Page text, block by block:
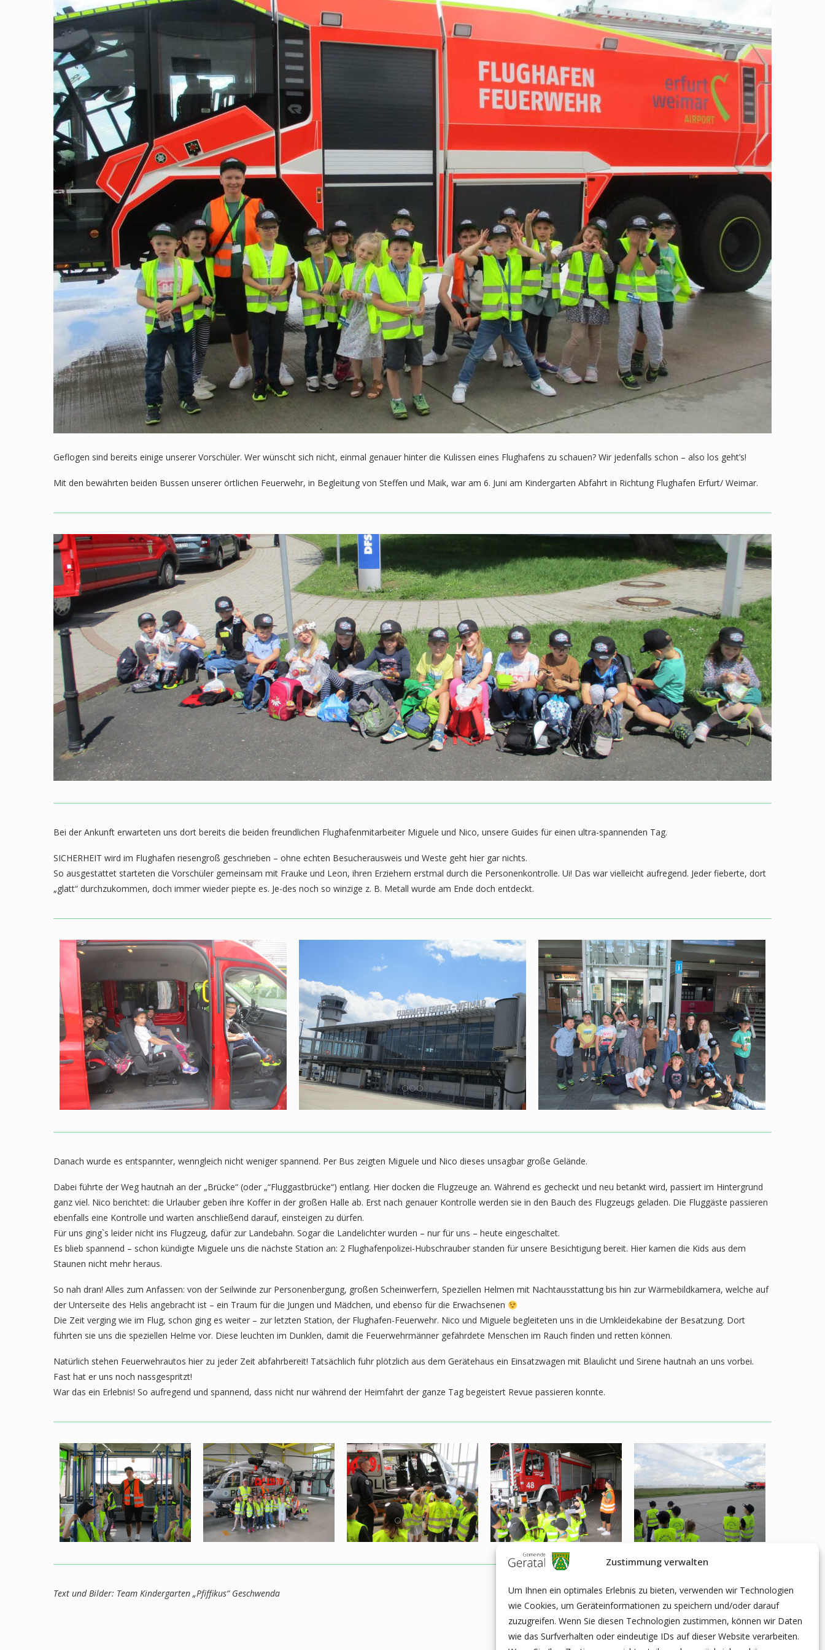
Zustimmung verwalten
Um Ihnen ein optimales Erlebnis zu bieten, verwenden wir Technologien
wie Cookies, um Geräteinformationen zu speichern und/oder darauf
zuzugreifen. Wenn Sie diesen Technologien zustimmen, können wir Daten
wie das Surfverhalten oder eindeutige IDs auf dieser Website verarbeiten.
Geflogen sind bereits einige unserer Vorschüler. Wer wünscht sich nicht, einmal genauer hinter die Kulissen eines Flughafens zu schauen? Wir jedenfalls schon – also los geht’s!
Mit den bewährten beiden Bussen unserer örtlichen Feuerwehr, in Begleitung von Steffen und Maik, war am 6. Juni am Kindergarten Abfahrt in Richtung Flughafen Erfurt/ Weimar.
Bei der Ankunft erwarteten uns dort bereits die beiden freundlichen Flughafenmitarbeiter Miguele und Nico, unsere Guides für einen ultra-spannenden Tag.
SICHERHEIT wird im Flughafen riesengroß geschrieben – ohne echten Besucherausweis und Weste geht hier gar nichts.
So ausgestattet starteten die Vorschüler gemeinsam mit Frauke und Leon, ihren Erziehern erstmal durch die Personenkontrolle. Ui! Das war vielleicht aufregend. Jeder fieberte, dort
„glatt“ durchzukommen, doch immer wieder piepte es. Je-des noch so winzige z. B. Metall wurde am Ende doch entdeckt.
Danach wurde es entspannter, wenngleich nicht weniger spannend. Per Bus zeigten Miguele und Nico dieses unsagbar große Gelände.
Dabei führte der Weg hautnah an der „Brücke“ (oder „“Fluggastbrücke“) entlang. Hier docken die Flugzeuge an. Während es gecheckt und neu betankt wird, passiert im Hintergrund
ganz viel. Nico berichtet: die Urlauber geben ihre Koffer in der großen Halle ab. Erst nach genauer Kontrolle werden sie in den Bauch des Flugzeugs geladen. Die Fluggäste passieren
ebenfalls eine Kontrolle und warten anschließend darauf, einsteigen zu dürfen.
Für uns ging`s leider nicht ins Flugzeug, dafür zur Landebahn. Sogar die Landelichter wurden – nur für uns – heute eingeschaltet.
Es blieb spannend – schon kündigte Miguele uns die nächste Station an: 2 Flughafenpolizei-Hubschrauber standen für unsere Besichtigung bereit. Hier kamen die Kids aus dem
Staunen nicht mehr heraus.
So nah dran! Alles zum Anfassen: von der Seilwinde zur Personenbergung, großen Scheinwerfern, Speziellen Helmen mit Nachtausstattung bis hin zur Wärmebildkamera, welche auf
der Unterseite des Helis angebracht ist – ein Traum für die Jungen und Mädchen, und ebenso für die Erwachsenen
Die Zeit verging wie im Flug, schon ging es weiter – zur letzten Station, der Flughafen-Feuerwehr. Nico und Miguele begleiteten uns in die Umkleidekabine der Besatzung. Dort
führten sie uns die speziellen Helme vor. Diese leuchten im Dunklen, damit die Feuerwehrmänner gefährdete Menschen im Rauch finden und retten können.
Natürlich stehen Feuerwehrautos hier zu jeder Zeit abfahrbereit! Tatsächlich fuhr plötzlich aus dem Gerätehaus ein Einsatzwagen mit Blaulicht und Sirene hautnah an uns vorbei.
Fast hat er uns noch nassgespritzt!
War das ein Erlebnis! So aufregend und spannend, dass nicht nur während der Heimfahrt der ganze Tag begeistert Revue passieren konnte.
Text und Bilder: Team Kindergarten „Pfiffikus“ Geschwenda